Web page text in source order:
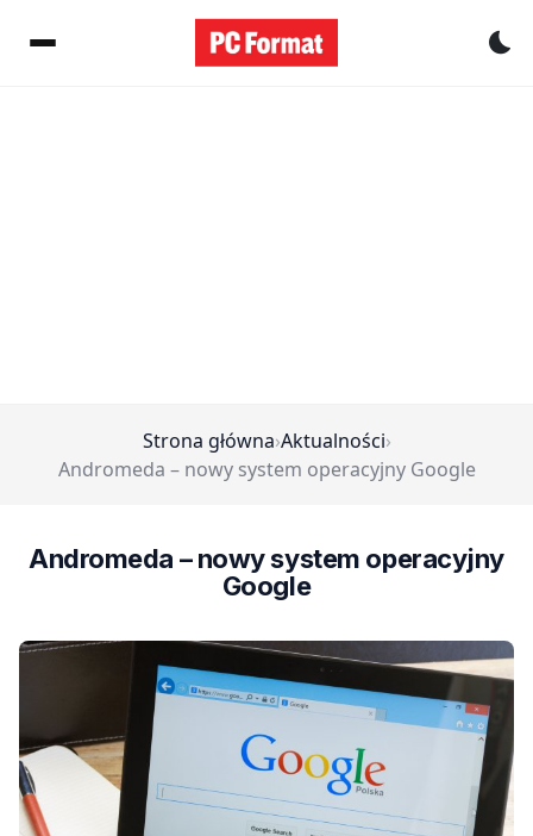
Strona główna›Aktualności›
Andromeda – nowy system operacyjny Google
Andromeda – nowy system operacyjny
Google